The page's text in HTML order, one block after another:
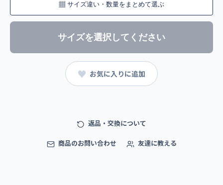
▦ サイズ違い・数量をまとめて選ぶ
サイズを選択してください
♥ お気に入りに追加
返品・交換について
商品のお問い合わせ 友達に教える